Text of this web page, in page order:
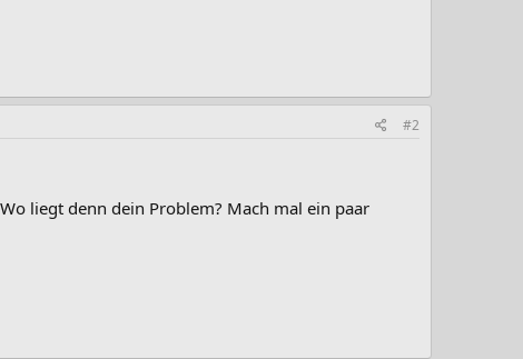
#2
liegt denn dein Problem? Mach mal ein paar